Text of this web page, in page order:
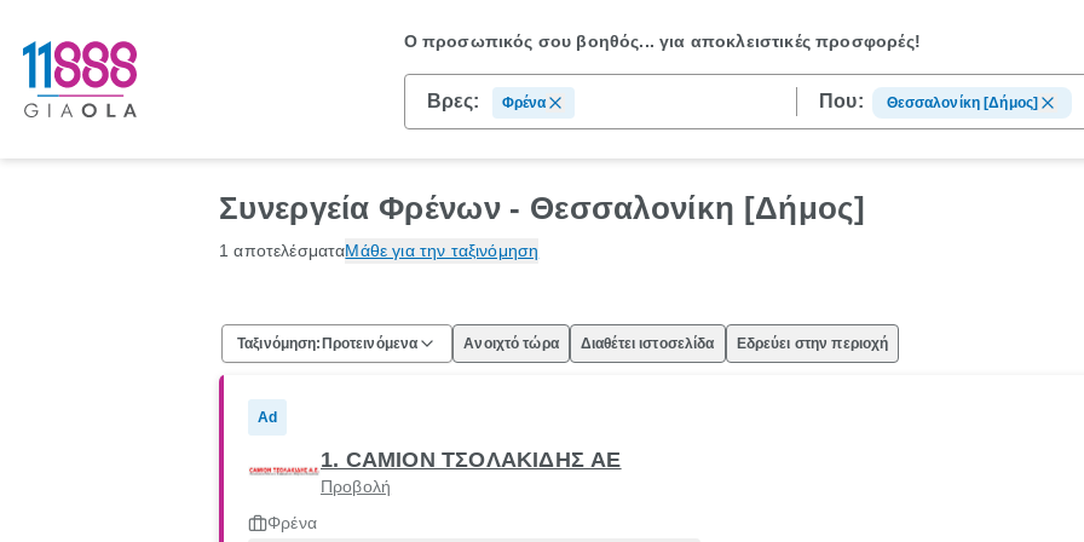
Ο προσωπικός σου βοηθός...για αποκλειστικές προσφορές!
Βρες: Φρένα Που: Θεσσαλονίκη [Δήμος]
Συνεργεία Φρένων - Θεσσαλονίκη [Δήμος]
1 αποτελέσματαΜάθε για την ταξινόμηση
Ταξινόμηση: Προτεινόμενα Ανοιχτό τώρα Διαθέτει ιστοσελίδα Εδρεύει στην περιοχή
Ad
1. CAMION ΤΣΟΛΑΚΙΔΗΣ ΑΕ
Προβολή
Φρένα